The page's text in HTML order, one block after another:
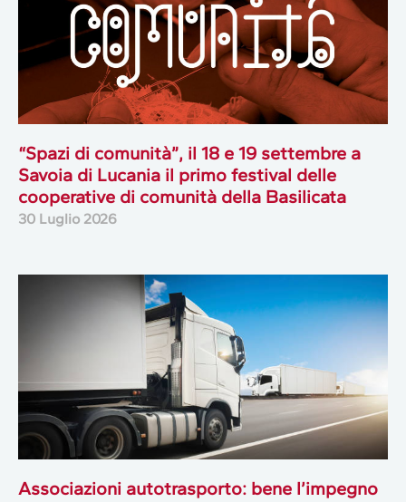
“Spazi di comunità”, il 18 e 19 settembre a
Savoia di Lucania il primo festival delle
cooperative di comunità della Basilicata
30 Luglio 2026
Associazioni autotrasporto: bene l’impegno